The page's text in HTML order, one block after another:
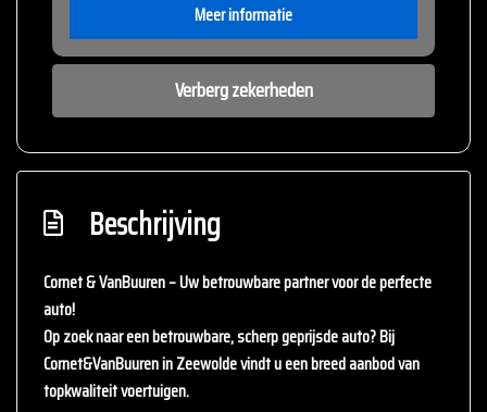
Meer informatie
Verberg zekerheden
Beschrijving
Cornet & VanBuuren – Uw betrouwbare partner voor de perfecte
auto!
Op zoek naar een betrouwbare, scherp geprijsde auto? Bij
Cornet&VanBuurenin Zeewolde vindt u een breed aanbod van
topkwaliteit voertuigen.